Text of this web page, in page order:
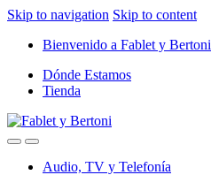
Skip to navigation Skip to content
Bienvenido a Fablet y Bertoni
Dónde Estamos
Tienda
Audio, TV y Telefonía